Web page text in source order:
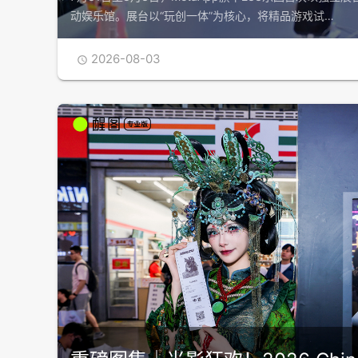
动娱乐馆。展台以“玩创一体”为核心，将精品游戏试…
 2026-08-03